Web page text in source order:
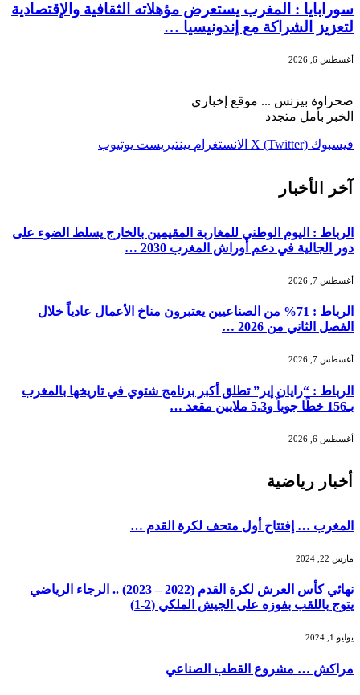
سورابايا : المغرب يستعرض مؤهلاته الثقافية والإقتصادية
لتعزيز الشراكة مع إندونيسيا …
أغسطس 6, 2026
صحراوة بيزنس ... موقع إخباري
الخبر بأمل متجدد
فيسبوك X (Twitter) الانستغرام بينتيريست يوتيوب
آخر الأخبار
الرباط : اليوم الوطني للمغاربة المقيمين بالخارج يسلط الضوء على
دور الجالية في دعم أوراش المغرب 2030 …
أغسطس 7, 2026
الرباط : 71% من الصناعيين يعتبرون مناخ الأعمال عادياً خلال
الفصل الثاني من 2026 …
أغسطس 7, 2026
الرباط : “رايان إير” تطلق أكبر برنامج شتوي في تاريخها بالمغرب
بـ156 خطًا جوياً و5.3 ملايين مقعد …
أغسطس 6, 2026
أخبار رياضية
المغرب … إفتتاح أول متحف لكرة القدم …
مارس 22, 2024
نهائي كأس العرش لكرة القدم (2022 – 2023) .. الرجاء الرياضي
يتوج باللقب بفوزه على الجيش الملكي (2-1)
يوليو 1, 2024
مراكش … مشروع القطب الصناعي